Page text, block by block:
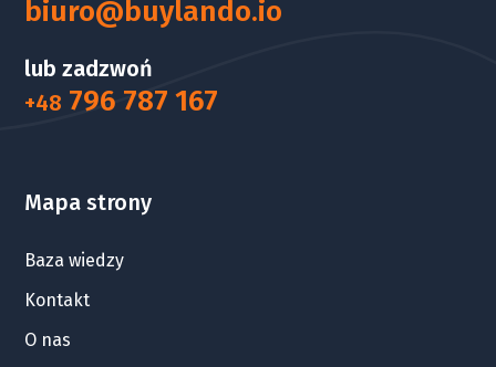
biuro@buylando.io
lub zadzwoń
+48 796 787 167
Mapa strony
Baza wiedzy
Kontakt
O nas